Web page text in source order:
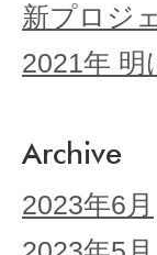
新プロジ
2021年
Archive
2023年6月